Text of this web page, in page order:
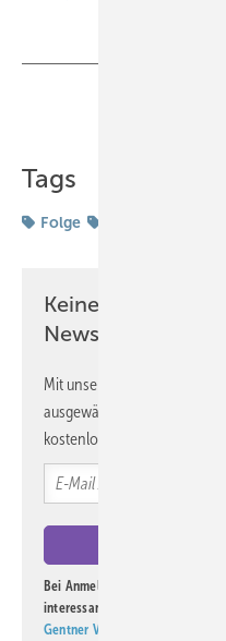
Tags
Folge
Keine Zeit? Kein
Newsletter!
Mit unserem Newsletter
ausgewählte Informationen
kostenlos direkt ins Postfach.
Bei Anmeldung zu diesem
interessante Verlags- und
Gentner Verlag GmbH & Co. KG